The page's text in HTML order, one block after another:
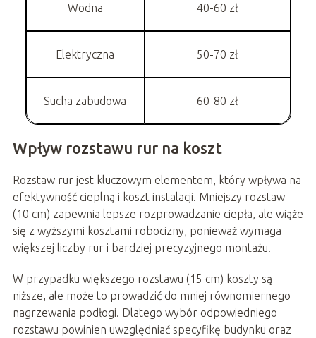
Wodna 40-60 zł
Elektryczna 50-70 zł
Sucha zabudowa 60-80 zł
Wpływ rozstawu rur na koszt
Rozstaw rur jest kluczowym elementem, który wpływa na
efektywność cieplną i koszt instalacji. Mniejszy rozstaw
(10 cm) zapewnia lepsze rozprowadzanie ciepła, ale wiąże
się z wyższymi kosztami robocizny, ponieważ wymaga
większej liczby rur i bardziej precyzyjnego montażu.
W przypadku większego rozstawu (15 cm) koszty są
niższe, ale może to prowadzić do mniej równomiernego
nagrzewania podłogi. Dlatego wybór odpowiedniego
rozstawu powinien uwzględniać specyfikę budynku oraz